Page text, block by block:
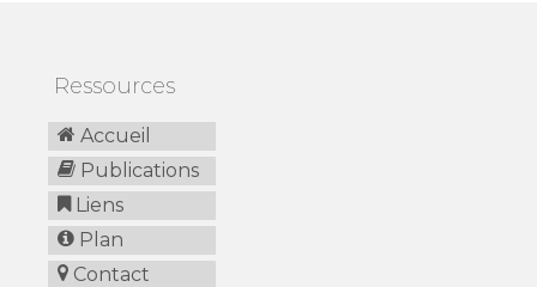
Ressources
Accueil
Publications
Liens
Plan
Contact